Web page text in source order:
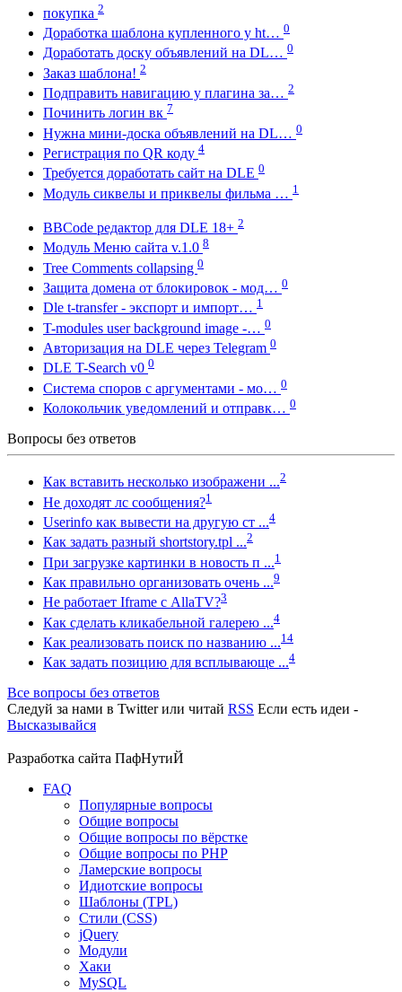
покупка 2
Доработка шаблона купленного у ht… 0
Доработать доску объявлений на DL… 0
Заказ шаблона! 2
Подправить навигацию у плагина за… 2
Починить логин вк 7
Нужна мини-доска объявлений на DL… 0
Регистрация по QR коду 4
Требуется доработать сайт на DLE 0
Модуль сиквелы и приквелы фильма … 1
BBCode редактор для DLE 18+ 2
Модуль Меню сайта v.1.0 8
Tree Comments collapsing 0
Защита домена от блокировок - мод… 0
Dle t-transfer - экспорт и импорт… 1
T-modules user background image -… 0
Авторизация на DLE через Telegram 0
DLE T-Search v0 0
Система споров с аргументами - мо… 0
Колокольчик уведомлений и отправк… 0
Вопросы без ответов
Как вставить несколько изображени ...2
Не доходят лс сообщения?1
Userinfo как вывести на другую ст ...4
Как задать разный shortstory.tpl ...2
При загрузке картинки в новость п ...1
Как правильно организовать очень ...9
Не работает Iframe с AllaTV?3
Как сделать кликабельной галерею ...4
Как реализовать поиск по названию ...14
Как задать позицию для всплывающе ...4
Все вопросы без ответов
Следуй за нами в Twitterили читай RSS Если есть идеи -
Высказывайся
Разработка сайта ПафНутиЙ
FAQ
Популярные вопросы
Общие вопросы
Общие вопросы по вёрстке
Общие вопросы по PHP
Ламерские вопросы
Идиотские вопросы
Шаблоны (TPL)
Стили (CSS)
jQuery
Модули
Хаки
MySQL